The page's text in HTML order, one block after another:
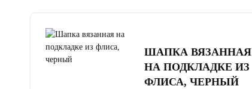
ШАПКА ВЯЗАННАЯ
НА ПОДКЛАДКЕ ИЗ
ФЛИСА, ЧЕРНЫЙ